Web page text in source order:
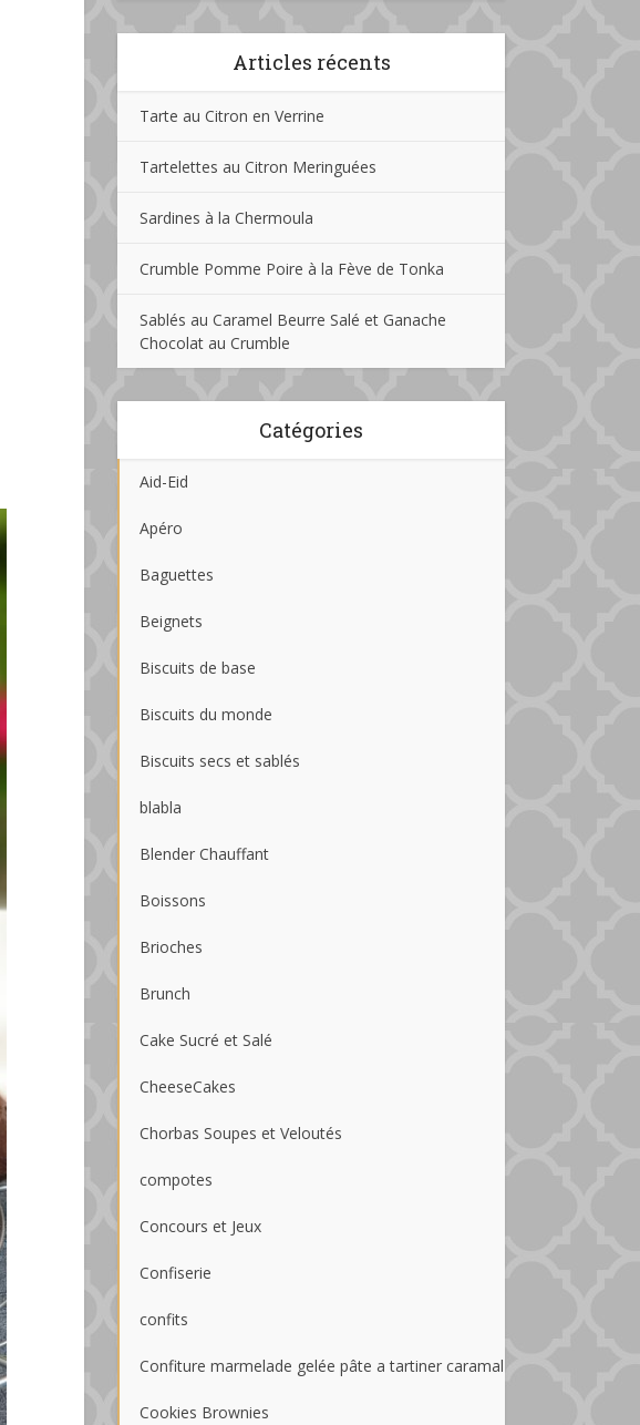
Articles récents
Tarte au Citron en Verrine
Tartelettes au Citron Meringuées
Sardines à la Chermoula
Crumble Pomme Poire à la Fève de Tonka
Sablés au Caramel Beurre Salé et Ganache
Chocolat au Crumble
Catégories
Aid-Eid
Apéro
Baguettes
Beignets
Biscuits de base
Biscuits du monde
Biscuits secs et sablés
blabla
Blender Chauffant
Boissons
Brioches
Brunch
Cake Sucré et Salé
CheeseCakes
Chorbas Soupes et Veloutés
compotes
Concours et Jeux
Confiserie
confits
Confiture marmelade gelée pâte a tartiner caramal
Cookies Brownies